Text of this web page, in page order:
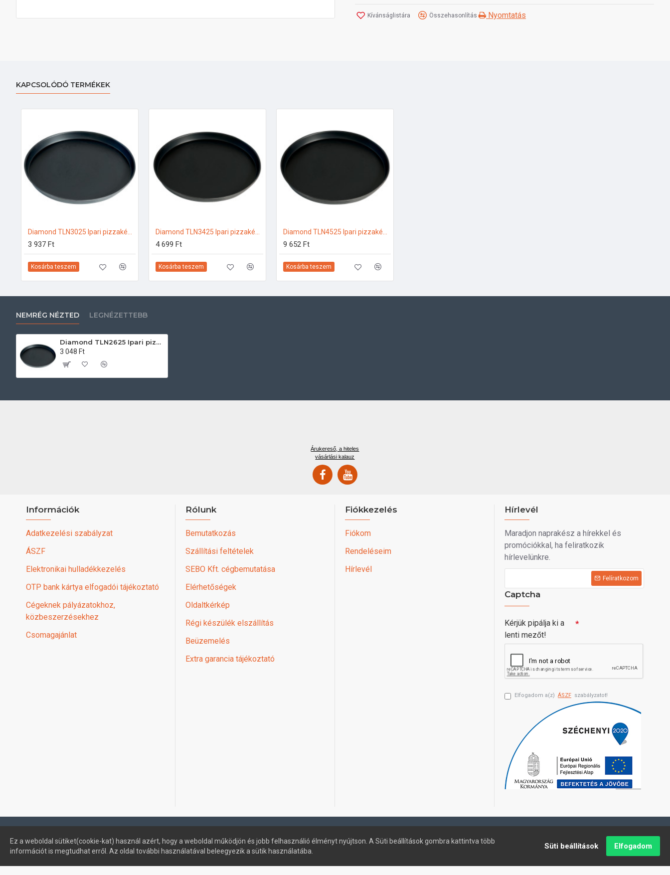
Kívánságlistára Összehasonlítás Nyomtatás
KAPCSOLÓDÓ TERMÉKEK
3 937 Ft
Kosárba teszem
4 699 Ft
Kosárba teszem
9 652 Ft
Kosárba teszem
NEMRÉG NÉZTED LEGNÉZETTEBB
Diamond TLN2625 Ipari pizzakészítés
3 048 Ft
Árukereső, a hiteles
vásárlási kalauz
Információk
Adatkezelési szabályzat
ÁSZF
Elektronikai hulladékkezelés
OTP bank kártya elfogadói tájékoztató
Cégeknek pályázatokhoz,
közbeszerzésekhez
Csomagajánlat
Rólunk
Bemutatkozás
Szállítási feltételek
SEBO Kft. cégbemutatása
Elérhetőségek
Oldaltkérkép
Régi készülék elszállítás
Beüzemelés
Extra garancia tájékoztató
Fiókkezelés
Fiókom
Rendeléseim
Hírlevél
Hírlevél
Maradjon naprakész a hírekkel és
promóciókkal, ha feliratkozik
hírlevelünkre.
Felíratkozom
Captcha
Kérjük pipálja ki a
lenti mezőt!
Elfogadom a(z) ÁSZF szabályzatot!
Ez a weboldal sütiket(cookie-kat) használ azért, hogy a weboldal működjön és jobb felhasználió élményt nyújtson. A Süti beállítások gombra kattintva több
információt is megtudhat erről. Az oldal további használatával beleegyezik a sütik használatába.
Süti beállítások Elfogadom